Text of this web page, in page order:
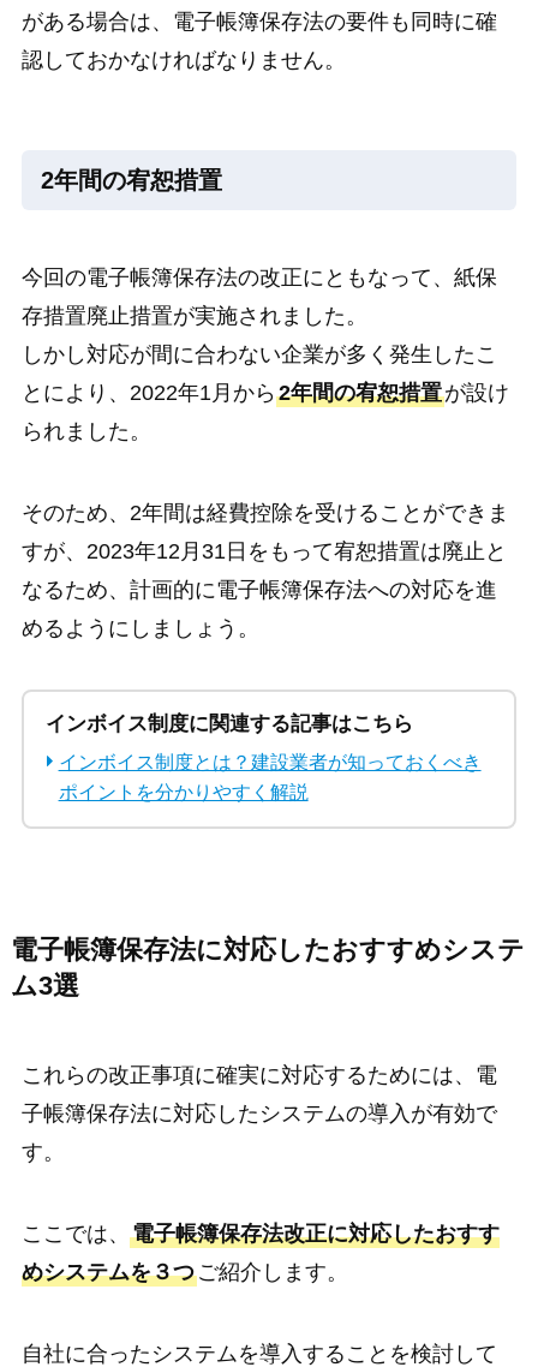
がある場合は、電子帳簿保存法の要件も同時に確
認しておかなければなりません。
2年間の宥恕措置
今回の電子帳簿保存法の改正にともなって、紙保
存措置廃止措置が実施されました。
しかし対応が間に合わない企業が多く発生したこ
とにより、2022年1月から 2年間の宥恕措置が設け
られました。
そのため、2年間は経費控除を受けることができま
すが、2023年12月31日をもって宥恕措置は廃止と
なるため、計画的に電子帳簿保存法への対応を進
めるようにしましょう。
インボイス制度に関連する記事はこちら
インボイス制度とは？建設業者が知っておくべき
ポイントを分かりやすく解説
電子帳簿保存法に対応したおすすめシステ
ム3選
これらの改正事項に確実に対応するためには、電
子帳簿保存法に対応したシステムの導入が有効で
す。
ここでは、 電子帳簿保存法改正に対応したおすす
めシステムを３つご紹介します。
自社に合ったシステムを導入することを検討して